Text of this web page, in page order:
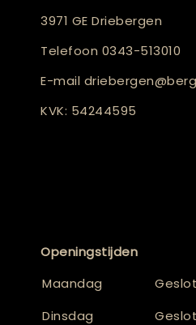
3971 GE Driebergen
Telefoon 0343-513010
E-mail
KVK: 54244595
Openingstijden
Maandag
Dinsdag